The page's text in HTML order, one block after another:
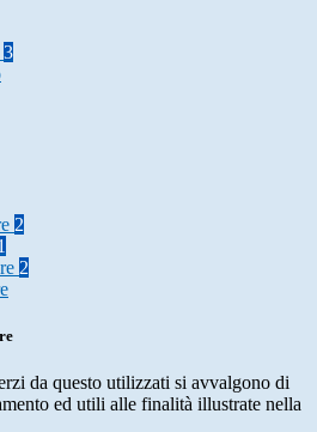
3
2
2
da questo utilizzati si avvalgono di
ed utili alle finalità illustrate nella